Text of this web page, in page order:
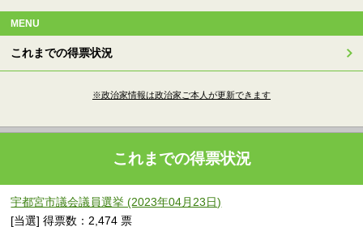
MENU
これまでの得票状況
※政治家情報は政治家ご本人が更新できます
これまでの得票状況
宇都宮市議会議員選挙 (2023年04月23日)
[当選] 得票数：2,474 票